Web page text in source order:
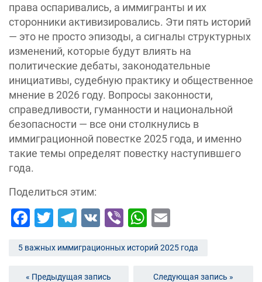
права оспаривались, а иммигранты и их
сторонники активизировались. Эти пять историй
— это не просто эпизоды, а сигналы структурных
изменений, которые будут влиять на
политические дебаты, законодательные
инициативы, судебную практику и общественное
мнение в 2026 году. Вопросы законности,
справедливости, гуманности и национальной
безопасности — все они столкнулись в
иммиграционной повестке 2025 года, и именно
такие темы определят повестку наступившего
года.
Поделиться этим:
Facebook
Twitter
Telegram
VK ViberWhatsApp
5 важных иммиграционных историй 2025 года
« Предыдущая запись Следующая запись »